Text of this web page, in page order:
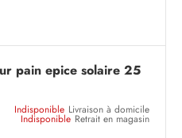
pain epice solaire 25
Indisponible Livraison à domicile
Indisponible Retrait en magasin